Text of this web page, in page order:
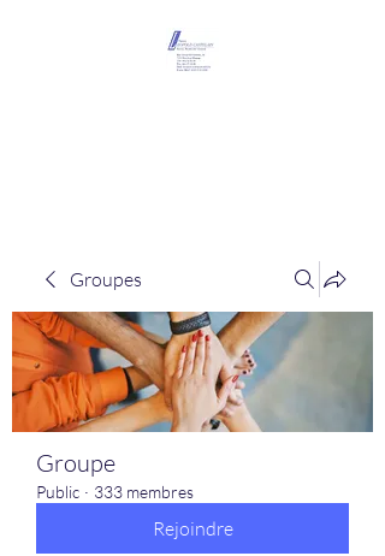
Groupes
Groupe
Public · 333 membres
Rejoindre